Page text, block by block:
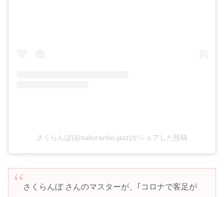
さくらんぼ(@sakuranbo.jazz)がシェアした投稿
さくらんぼ さんのマスターが、｢コロナで客足が